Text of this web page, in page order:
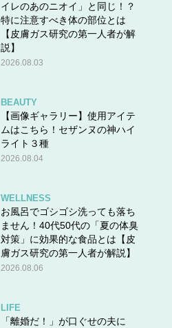
イレのあのニオイ」と同じ！？
特に注意すべき体の部位とは
【皮膚ガス研究の第一人者が解
説】
2026.08.03
BEAUTY
【画像ギャラリー】使用アイテ
ムはこちら！セザンヌの神ハイ
ライト３種
2026.08.04
WELLNESS
お風呂でゴシゴシ洗っても落ち
ません！40代50代の「夏の体臭
対策」に効果的な食品とは【皮
膚ガス研究の第一人者が解説】
2026.08.06
LIFE
「離婚だ！」が口ぐせの夫に